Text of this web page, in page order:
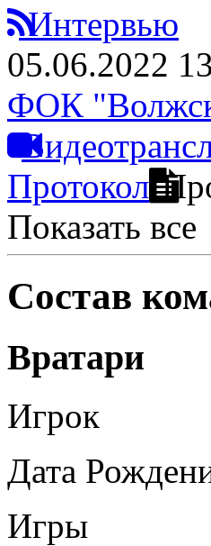
Интервью
05.06.2022
ФОК
Протокол
Показать все
Состав
Вратари
Игрок
Дата
Игры